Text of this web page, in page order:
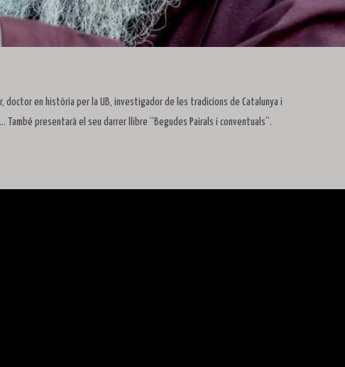
doctor en història per la UB, investigador de les tradicions de Catalunya i
presentarà el seu darrer llibre “Begudes Pairals i conventuals”.